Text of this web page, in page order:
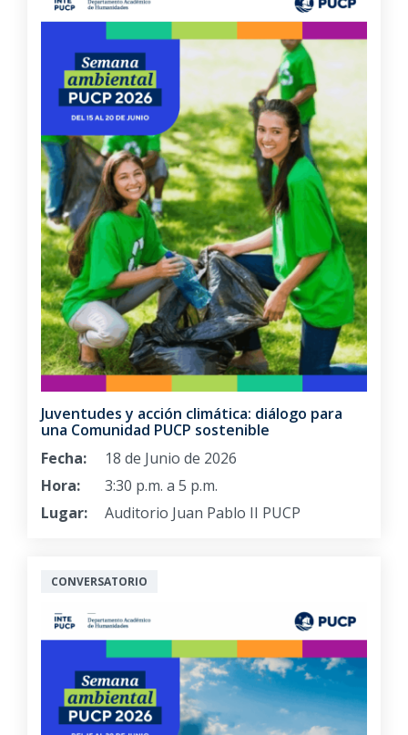
Juventudes y acción climática: diálogo para
una Comunidad PUCP sostenible
Fecha:
18 de Junio de 2026
Hora:
3:30 p.m. a 5 p.m.
Lugar:
Auditorio Juan Pablo II PUCP
CONVERSATORIO